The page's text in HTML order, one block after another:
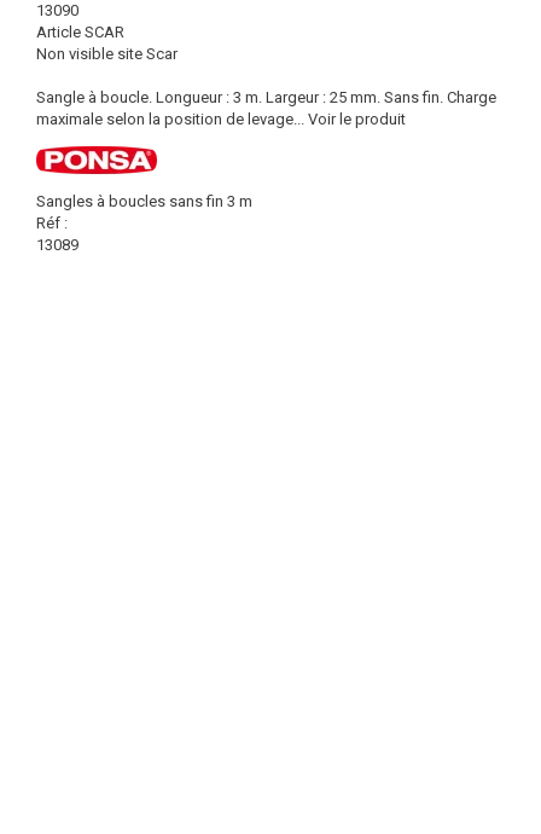
13090
Article SCAR
Non visible site Scar
Sangle à boucle. Longueur : 3 m. Largeur : 25 mm. Sans fin. Charge
maximale selon la position de levage... Voir le produit
Sangles à boucles sans fin 3 m
Réf :
13089